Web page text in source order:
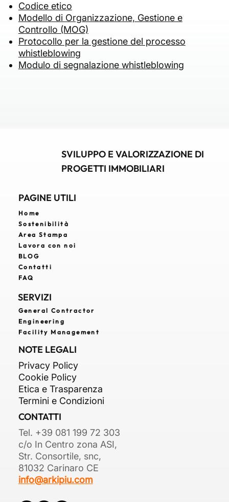
Codice etico
Modello di Organizzazione, Gestione e
Controllo (MOG)
Protocollo per la gestione del processo
whistleblowing
Modulo di segnalazione whistleblowing
SVILUPPO E VALORIZZAZIONE DI
PROGETTI IMMOBILIARI
PAGINE UTILI
Home
Sostenibilità
Area Stampa
Lavora con noi
BLOG
Contatti
FAQ
SERVIZI
General Contractor
Engineering
Facility Management
NOTE LEGALI
Privacy Policy
Cookie Policy
Etica e Trasparenza
Termini e Condizioni
CONTATTI
Tel. +39 081 199 72 303
c/o In Centro zona ASI,
Str. Consortile, snc,
81032 Carinaro CE
info@arkipiu.com